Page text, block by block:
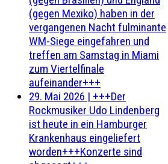
(gegen Mexiko) haben in der
vergangenen Nacht fulminante
WM-Siege eingefahren und
treffen am Samstag in Miami
zum Viertelfinale
aufeinander+++
29. Mai 2026 | +++Der
Rockmusiker Udo Lindenberg
ist heute in ein Hamburger
Krankenhaus eingeliefert
worden+++Konzerte sind